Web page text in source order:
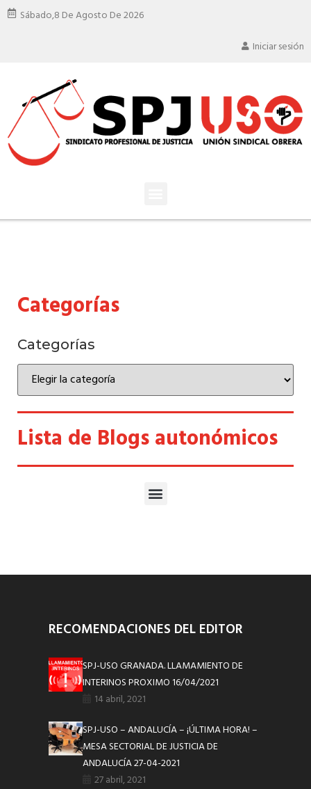
Sábado,8 De Agosto De 2026
Iniciar sesión
Categorías
Categorías
Lista de Blogs autonómicos
RECOMENDACIONES DEL EDITOR
SPJ-USO GRANADA. LLAMAMIENTO DE
INTERINOS PROXIMO 16/04/2021
14 abril, 2021
SPJ-USO – ANDALUCÍA – ¡ÚLTIMA HORA! –
MESA SECTORIAL DE JUSTICIA DE
ANDALUCÍA 27-04-2021
27 abril, 2021